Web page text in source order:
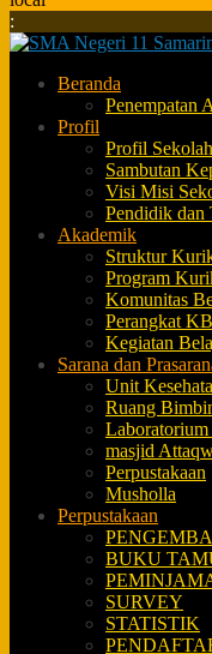
:
Beranda
Penempatan
Profil
Profil Sekolah
Sambutan
Visi Misi
Pendidik dan
Akademik
Struktur
Program
Komunitas
Perangkat
Kegiatan
Sarana dan
Unit
Ruang
Laboratorium
masjid
Perpustakaan
Musholla
Perpustakaan
BUKU
SURVEY
STATISTIK